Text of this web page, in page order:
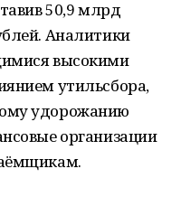
50,9 млрд
Аналитики
высокими
утильсбора,
удорожанию
организации